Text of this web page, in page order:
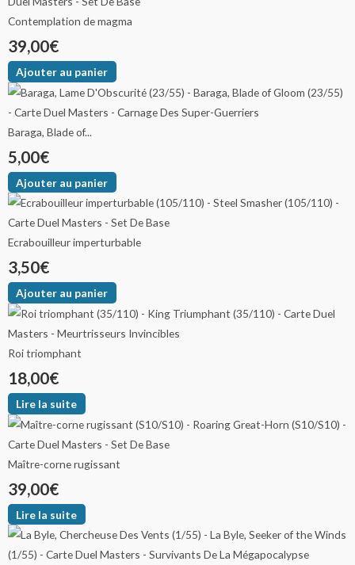
Contemplation de magma
39,00€
Ajouter au panier
Baraga, Blade of...
5,00€
Ajouter au panier
Ecrabouilleur imperturbable
3,50€
Ajouter au panier
Roi triomphant
18,00€
Lire la suite
Maître-corne rugissant
39,00€
Lire la suite